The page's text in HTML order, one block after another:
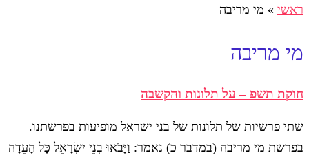
ראשי » מי מריבה
מי מריבה
חוקת תשפ – על תלונות והקשבה
שתי פרשיות של תלונות של בני ישראל מופיעות בפרשתנו.
בפרשת מי מריבה (במדבר כ) נאמר: וַיָּבֹאוּ בְנֵי יִשְׂרָאֵל כָּל הָעֵדָה